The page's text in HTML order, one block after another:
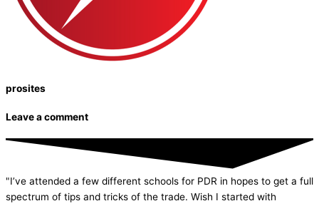
prosites
Leave a comment
"I’ve attended a few different schools for PDR in hopes to get a full
spectrum of tips and tricks of the trade. Wish I started with